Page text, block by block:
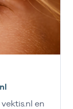
en